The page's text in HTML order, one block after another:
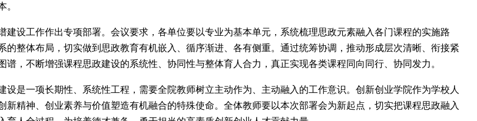
。
建设工作作出专项部署。会议要求，各单位要以专业为基本单元，系统梳理思政元素融入各门课程的实施路
的整体布局，切实做到思政教育有机嵌入、循序渐进、各有侧重。通过统筹协调，推动形成层次清晰、衔接紧
谱，不断增强课程思政建设的系统性、协同性与整体育人合力，真正实现各类课程同向同行、协同发力。
设是一项长期性、系统性工程，需要全院教师树立主动作为、主动融入的工作意识。创新创业学院作为学校人
新精神、创业素养与价值塑造有机融合的特殊使命。全体教师要以本次部署会为新起点，切实把课程思政融入